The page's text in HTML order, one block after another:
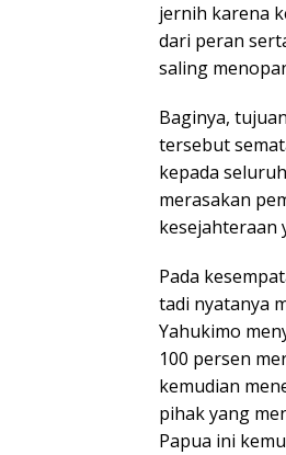
jernih karena
dari peran
saling
Baginya,
tersebut
kepada
merasakan
kesejahteraan
Pada
tadi nyatanya
Yahukimo
100 persen
kemudian
pihak yang
Papua ini